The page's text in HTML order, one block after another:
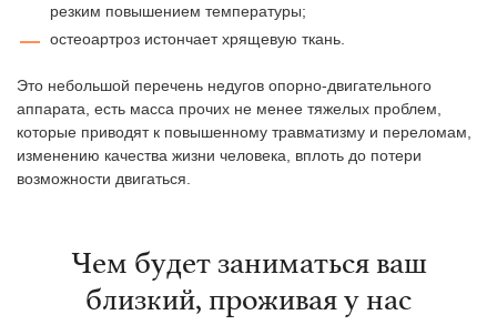
резким повышением температуры;
остеоартроз истончает хрящевую ткань.
Это небольшой перечень недугов опорно-двигательного
аппарата, есть масса прочих не менее тяжелых проблем,
которые приводят к повышенному травматизму и переломам,
изменению качества жизни человека, вплоть до потери
возможности двигаться.
Чем будет заниматься ваш
близкий, проживая у нас